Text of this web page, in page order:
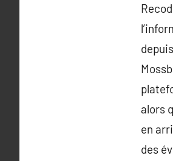
alors
en
des